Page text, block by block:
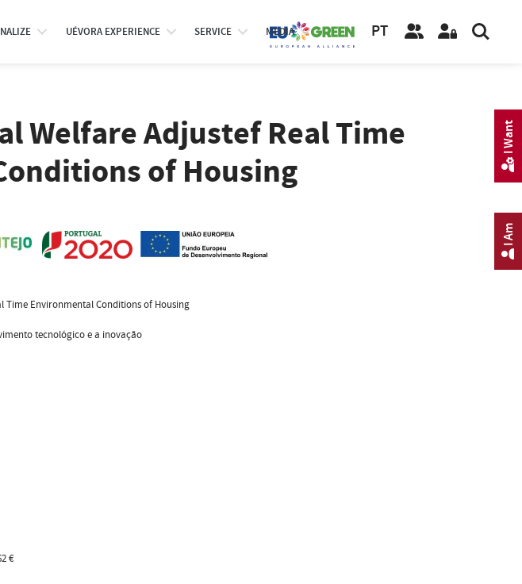
UÉVORA EXPERIENCE SERVICE MEDIA PT
Welfare Adjustef Real Time
of Housing
Time Environmental Conditions of Housing
tecnológico e a inovação
€
I Am
I Want